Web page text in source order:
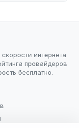
интернета
провайдеров
бесплатно.